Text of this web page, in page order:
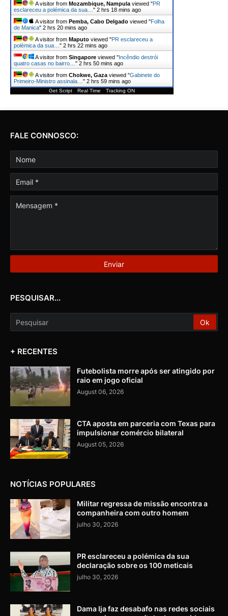
A visitor from Mozambique, Nampula viewed "PR
esclareceu a polémica da sua… " 2 hrs 18 mins ago
A visitor from Pemba, Cabo Delgado viewed "Folha
de Manica" 2 hrs 20 mins ago
A visitor from Maputo viewed "PR esclareceu a
polémica da sua… " 2 hrs 22 mins ago
A visitor from Singapore viewed "Incêndio destrói
quatro casas no bairro… " 2 hrs 50 mins ago
A visitor from Chokwe, Gaza viewed "Gabinete do
Primeiro-Ministro assinala… " 2 hrs 59 mins ago
Get Script Real Time Tracking ON
FALE CONNOSCO:
PESQUISAR...
+ RECENTES
Futebolista morre após ser atingido por
raio em jogo oficial
August 06, 2026
CTA aposta em parceria com Texas para
impulsionar comércio bilateral
August 05, 2026
NOTÍCIAS POPULARES
Militar regressa de missão encontra a
companheira com outro homem
julho 30, 2026
PR esclareceu a polémica da sua
declaração sobre os 100 meticais
julho 30, 2026
Dama Ija faz desabafo nas redes sociais